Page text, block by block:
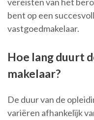
bent op een
vastgoedmakelaar.
Hoe lang duurt
makelaar?
De duur van de
variëren afhankelijk